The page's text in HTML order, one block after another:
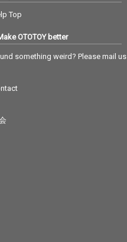
Top
OTOTOY better
something weird? Please mail us